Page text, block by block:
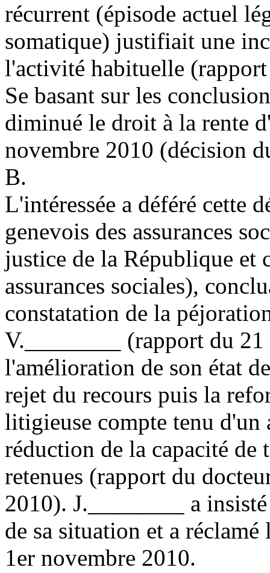
récurrent (épisode actuel
somatique) justifiait une
l'activité habituelle
Se basant sur les
diminué le droit à la rente
novembre 2010 (décision
B.
L'intéressée a déféré cette
genevois des assurances
justice de la République et
assurances sociales),
constatation de la
V.________ (rapport du
l'amélioration de son état
rejet du recours puis la
litigieuse compte tenu
réduction de la capacité de
retenues (rapport du
2010). J.________ a
de sa situation et a
1er novembre 2010.